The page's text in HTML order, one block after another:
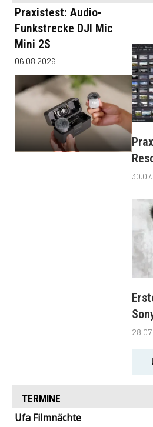
Praxistest: Audio-
Funkstrecke DJI Mic
Mini 2S
06.08.2026
TERMINE
Ufa Filmnächte